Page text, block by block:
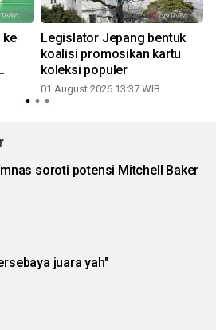
ke
Legislator Jepang bentuk
koalisi promosikan kartu
koleksi populer
01 August 2026 13:37 WIB
soroti potensi Mitchell Baker
juara yah"